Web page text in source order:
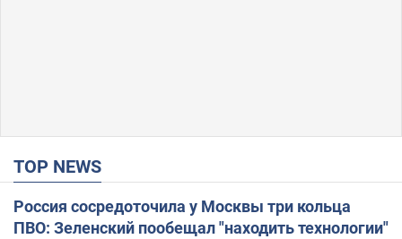
TOP NEWS
Россия сосредоточила у Москвы три кольца
ПВО: Зеленский пообещал "находить технологии"